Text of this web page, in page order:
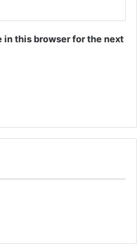
in this browser for the next